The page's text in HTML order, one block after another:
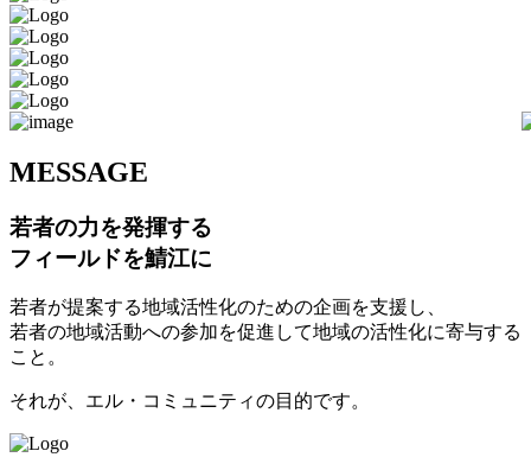
MESSAGE
若者の力を発揮する
フィールドを鯖江に
若者が提案する地域活性化のための企画を支援し、
若者の地域活動への参加を促進して地域の活性化に寄与する
こと。
それが、エル・コミュニティの目的です。